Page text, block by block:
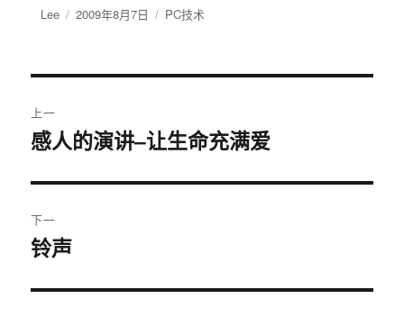
作
Lee
发
2009年8月7日
分
PC技术
章
航
上一
上
文
章：
感人的演讲–让生命充满爱
下一
下
文
铃声